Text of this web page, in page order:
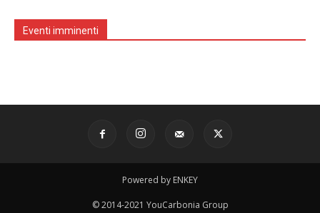
Eventi imminenti
Powered by ENKEY
© 2014-2021 YouCarbonia Group